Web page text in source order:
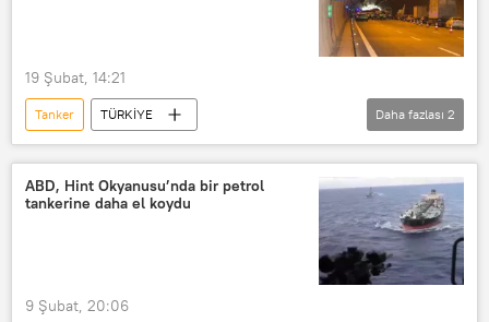
19 Şubat, 14:21
Tanker
TÜRKİYE
Kuzey Marmara Otoyolu
Kaza
Daha fazlası 2
ABD, Hint Okyanusu’nda bir petrol
tankerine daha el koydu
9 Şubat, 20:06